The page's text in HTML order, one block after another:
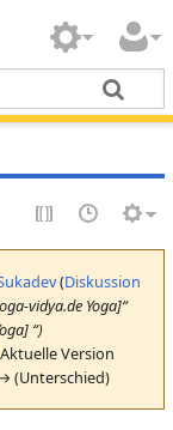
(Diskussion
vidya.de Yoga]“
“)
Version
(Unterschied)